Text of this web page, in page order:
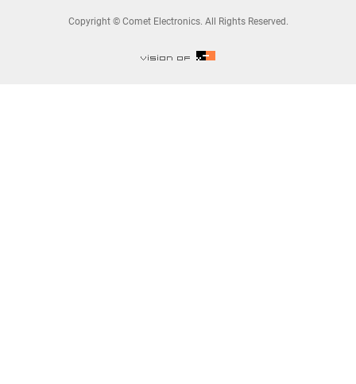
Copyright © Comet Electronics. All Rights Reserved.